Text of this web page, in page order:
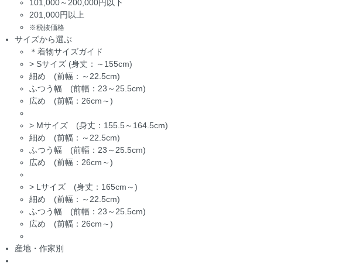
101,000～200,000円以下
201,000円以上
※税抜価格
サイズから選ぶ
＊着物サイズガイド
> Sサイズ (身丈：～155cm)
細め (前幅：～22.5cm)
ふつう幅 (前幅：23～25.5cm)
広め (前幅：26cm～)
> Mサイズ (身丈：155.5～164.5cm)
細め (前幅：～22.5cm)
ふつう幅 (前幅：23～25.5cm)
広め (前幅：26cm～)
> Lサイズ (身丈：165cm～)
細め (前幅：～22.5cm)
ふつう幅 (前幅：23～25.5cm)
広め (前幅：26cm～)
産地・作家別